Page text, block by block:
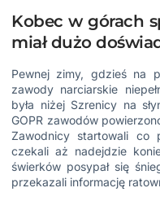
Kobec w górach
miał dużo
Pewnej zimy, gdzieś na
zawody narciarskie
była niżej Szrenicy na
GOPR zawodów
Zawodnicy startowali co
czekali aż nadejdzie
świerków posypał się
przekazali informację